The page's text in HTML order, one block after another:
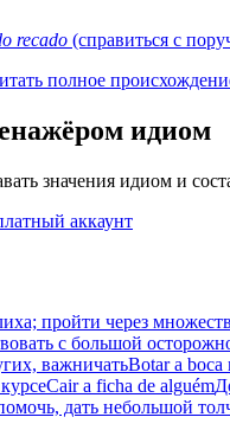
recado (справиться с
полное
идиом
значения идиом и
аккаунт
пройти через
с большой
важничатьBotar a boca
Cair a ficha de alguém
дать небольшой